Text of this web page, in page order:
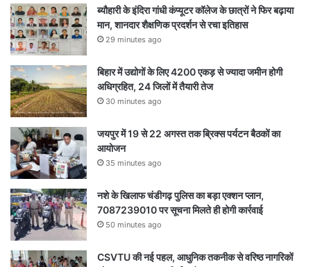
ब्यौहारी के इंदिरा गांधी कंप्यूटर कॉलेज के छात्रों ने फिर बढ़ाया
मान, शानदार शैक्षणिक प्रदर्शन से रचा इतिहास
29 minutes ago
बिहार में उद्योगों के लिए 4200 एकड़ से ज्यादा जमीन होगी
अधिग्रहित, 24 जिलों में तैयारी तेज
30 minutes ago
जयपुर में 19 से 22 अगस्त तक ब्रिक्स पर्यटन बैठकों का
आयोजन
35 minutes ago
नशे के खिलाफ चंडीगढ़ पुलिस का बड़ा एक्शन प्लान,
7087239010 पर सूचना मिलते ही होगी कार्रवाई
50 minutes ago
CSVTU की नई पहल, आधुनिक तकनीक से वरिष्ठ नागरिकों